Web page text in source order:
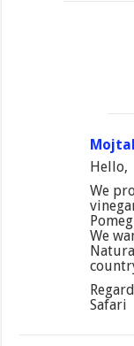
Hello,
We
We
Safari